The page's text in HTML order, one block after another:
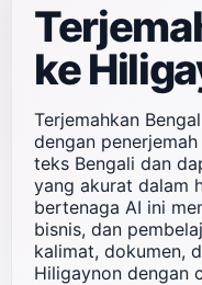
ke
Terjemahkan
dengan
teks Bengali dan
yang akurat dalam
bertenaga AI ini
bisnis, dan
kalimat, dokumen,
Hiligaynon dengan